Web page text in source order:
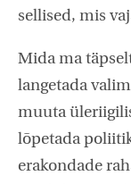
sellised, mis
Mida ma
langetada
muuta
lõpetada
erakondade